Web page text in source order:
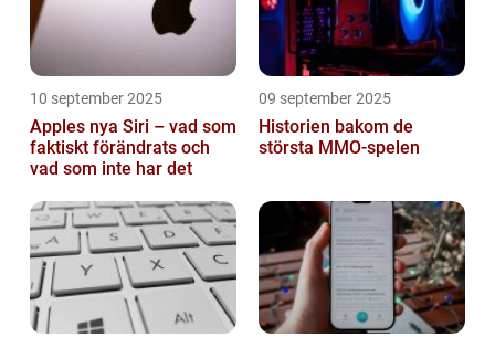
10 september 2025
Apples nya Siri – vad som
faktiskt förändrats och
vad som inte har det
09 september 2025
Historien bakom de
största MMO-spelen